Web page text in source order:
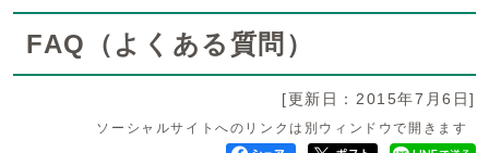
FAQ（よくある質問）
[更新日：2015年7月6日]
ソーシャルサイトへのリンクは別ウィンドウで開きます